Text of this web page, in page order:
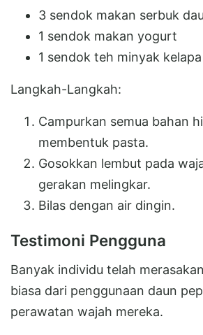
3 sendok makan serbuk
1 sendok makan yogurt
1 sendok teh minyak kelapa
Langkah-Langkah:
Campurkan semua bahan
membentuk pasta.
Gosokkan lembut pada
gerakan melingkar.
Bilas dengan air dingin.
Testimoni Pengguna
Banyak individu telah
biasa dari penggunaan daun
perawatan wajah mereka.